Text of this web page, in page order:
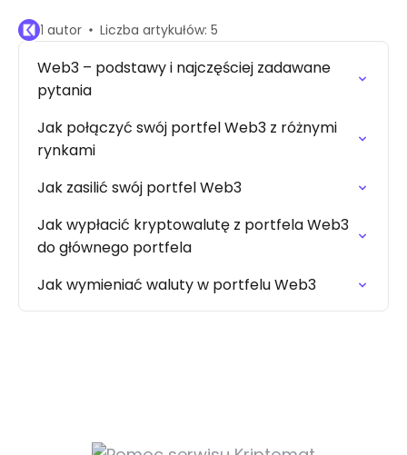
1 autor Liczba artykułów: 5
Web3 – podstawy i najczęściej zadawane
pytania
Jak połączyć swój portfel Web3 z różnymi
rynkami
Jak zasilić swój portfel Web3
Jak wypłacić kryptowalutę z portfela Web3
do głównego portfela
Jak wymieniać waluty w portfelu Web3